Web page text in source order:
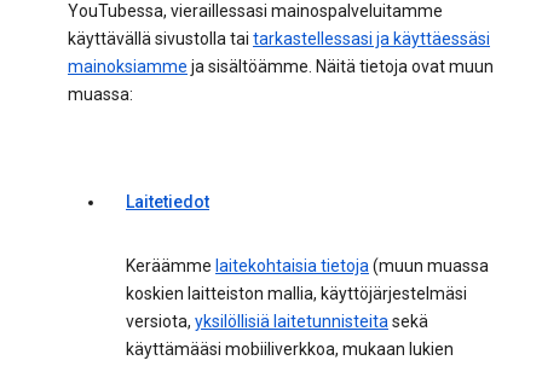
YouTubessa, vieraillessasi mainospalveluitamme
käyttävällä sivustolla tai tarkastellessasi ja käyttäessäsi
mainoksiamme ja sisältöämme. Näitä tietoja ovat muun
muassa:
Laitetiedot
Keräämme laitekohtaisia tietoja(muun muassa
koskien laitteiston mallia, käyttöjärjestelmäsi
versiota, yksilöllisiä laitetunnisteitasekä
käyttämääsi mobiiliverkkoa, mukaan lukien